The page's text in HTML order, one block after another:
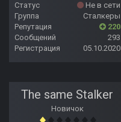
Статус
Не в сети
Группа
Сталкеры
Репутация
220
Сообщений
293
Регистрация
05.10.2020
The same Stalker
Новичок